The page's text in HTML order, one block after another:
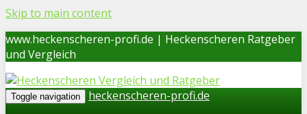
Skip to main content
www.heckenscheren-profi.de | Heckenscheren Ratgeber
und Vergleich
Toggle navigation
heckenscheren-profi.de